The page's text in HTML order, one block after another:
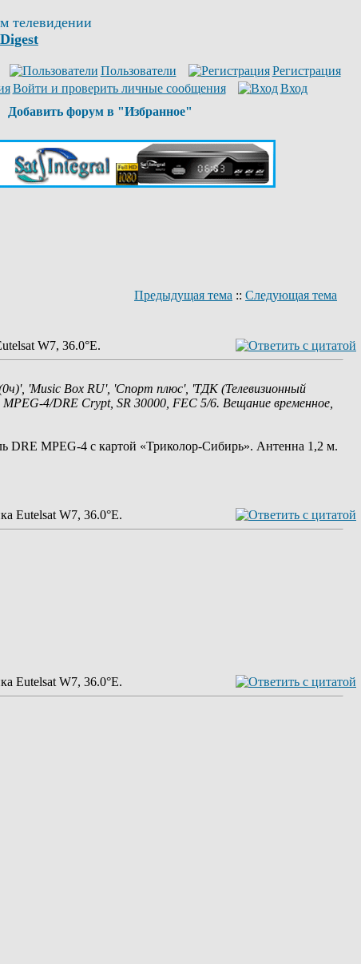
телевидении
Пользователи
Регистрация
Войти и проверить личные сообщения
Вход
Добавить форум в "Избранное"
Предыдущая тема :: Следующая тема
W7, 36.0°E.
'Music Box RU', 'Спорт плюс', 'ТДК (Телевизионный
4/DRE Crypt, SR 30000, FEC 5/6. Вещание временное,
DRE MPEG-4 с картой «Триколор-Сибирь». Антенна 1,2 м.
Eutelsat W7, 36.0°E.
Eutelsat W7, 36.0°E.